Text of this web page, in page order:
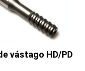
vástago HD/PD